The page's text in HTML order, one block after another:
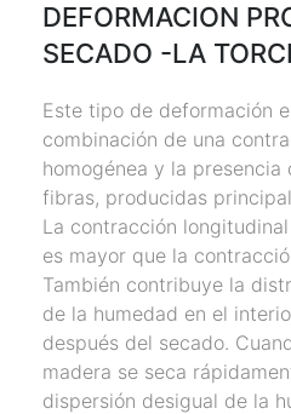
DEFORMACION
SECADO -LA
Este tipo de deformación
combinación de una
homogénea y la
fibras, producidas
La contracción
es mayor que la
También contribuye la
de la humedad en el
después del secado.
madera se seca
dispersión desigual de la